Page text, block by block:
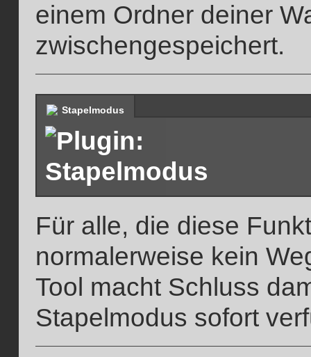
einem Ordner deiner
zwischengespeichert.
Stapelmodus
Für alle, die diese
normalerweise kein
Tool macht Schluss
Stapelmodus sofort